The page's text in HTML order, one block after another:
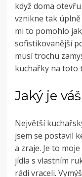
když doma
vznikne tak
mi to pomohlo
sofistikovanější
musí trochu
kuchařky na toto
Jaký je
Největší
jsem se postavil
a zraje. Je to
jídla s vlastním
rádi vraceli.